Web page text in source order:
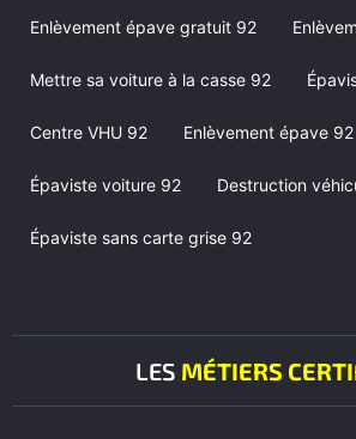
Enlèvement épave gratuit 92
Mettre sa voiture à la casse 92
Centre VHU 92 Enlèvement épave 92
Épaviste voiture 92 Destruction
Épaviste sans carte grise 92
LES MÉTIERS